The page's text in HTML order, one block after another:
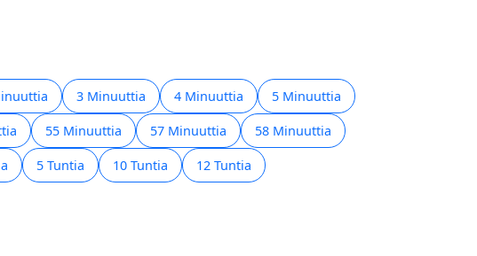
3 Minuuttia 4 Minuuttia 5 Minuuttia
55 Minuuttia 57 Minuuttia 58 Minuuttia
5 Tuntia 10 Tuntia 12 Tuntia